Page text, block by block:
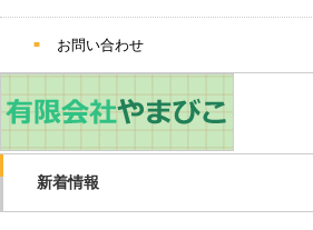
お問い合わせ
新着情報